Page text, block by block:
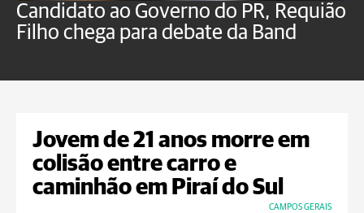
Candidato ao Governo do PR, Requião
Filho chega para debate da Band
Jovem de 21 anos morre em
colisão entre carro e
caminhão em Piraí do Sul
CAMPOS GERAIS